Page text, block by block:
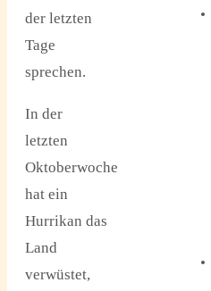
der letzten
Tage
sprechen.
In der
letzten
Oktoberwoche
hat ein
Hurrikan das
Land
verwüstet,